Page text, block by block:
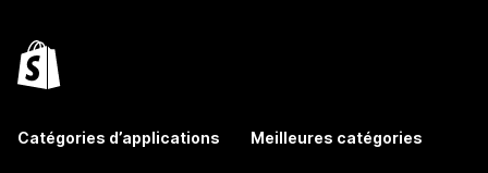
Catégories d’applications Meilleures catégories